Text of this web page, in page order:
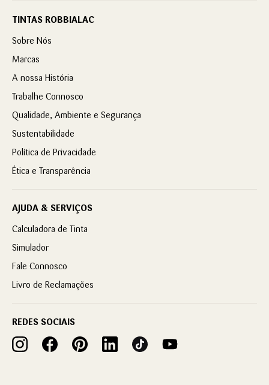
TINTAS ROBBIALAC
Sobre Nós
Marcas
A nossa História
Trabalhe Connosco
Qualidade, Ambiente e Segurança
Sustentabilidade
Política de Privacidade
Ética e Transparência
AJUDA & SERVIÇOS
Calculadora de Tinta
Simulador
Fale Connosco
Livro de Reclamações
REDES SOCIAIS